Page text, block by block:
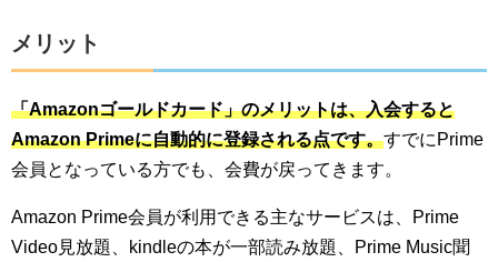
メリット
「Amazonゴールドカード」のメリットは、入会すると
Amazon Primeに自動的に登録される点です。すでにPrime
会員となっている方でも、会費が戻ってきます。
Amazon Prime会員が利用できる主なサービスは、Prime
Video見放題、kindleの本が一部読み放題、Prime Music聞